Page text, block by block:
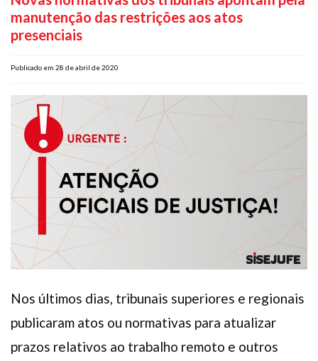
manutenção das restrições aos atos
presenciais
Publicado em 28 de abril de 2020
Nos últimos dias, tribunais superiores e regionais
publicaram atos ou normativas para atualizar
prazos relativos ao trabalho remoto e outros
Plano de Saúde
Assistência Funeral